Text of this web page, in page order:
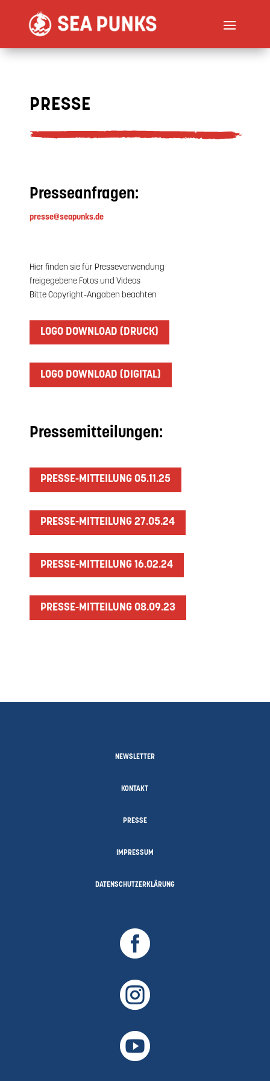
PRESSE
Presseanfragen:
presse@seapunks.de
Hier finden sie für Presseverwendung
freigegebene Fotos und Videos
Bitte Copyright-Angaben beachten
LOGO DOWNLOAD (DRUCK)
LOGO DOWNLOAD (DIGITAL)
Pressemitteilungen:
PRESSE-MITTEILUNG 05.11.25
PRESSE-MITTEILUNG 27.05.24
PRESSE-MITTEILUNG 16.02.24
PRESSE-MITTEILUNG 08.09.23
NEWSLETTER
KONTAKT
PRESSE
IMPRESSUM
DATENSCHUTZERKLÄRUNG


